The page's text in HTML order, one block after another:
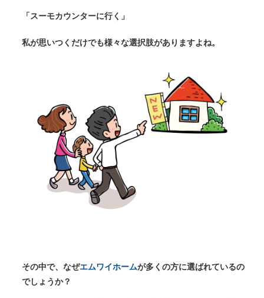
「スーモカウンターに行く」
私が思いつくだけでも様々な選択肢がありますよね。
その中で、なぜエムワイホームが多くの方に選ばれているの
でしょうか？